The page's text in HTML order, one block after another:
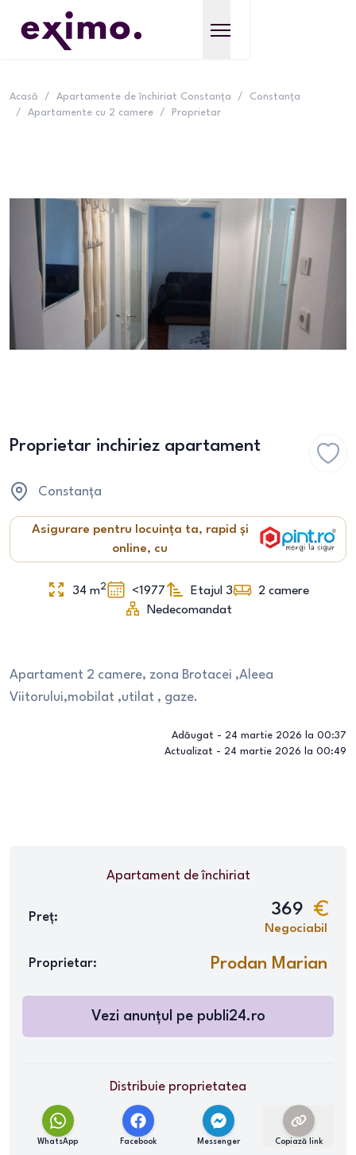
Acasă / Apartamente de închiriat Constanța /
Constanța
/
Apartamente cu 2 camere / Proprietar
Proprietar inchiriez apartament
Constanța
Asigurare pentru locuința ta, rapid și
online, cu
34 m2 <1977 Etajul 3 2 camere
Nedecomandat
Apartament 2 camere, zona Brotacei ,Aleea
Viitorului,mobilat ,utilat , gaze.
Adăugat - 24 martie 2026 la 00:37
Actualizat - 24 martie 2026 la 00:49
Apartamentde închiriat
Preț: 369
Negociabil
Proprietar: Prodan Marian
Vezi anunțul pe publi24.ro
Distribuie proprietatea
WhatsApp Facebook Messenger Copiază link